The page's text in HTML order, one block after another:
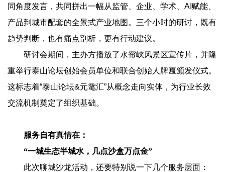
同角度发言，共同拼出一幅从监管、企业、学术、AI赋能、
产品到城市配套的全景式产业地图。三个小时的研讨，既有
趋势判断，也有痛点剖析，更有行动建议。
研讨会期间，主办方播放了水帘峡风景区宣传片，并隆
重举行泰山论坛创始会员单位和联合创始人牌匾颁发仪式。
这标志着“泰山论坛&元鼋汇”从概念走向实体，为行业长效
交流机制奠定了组织基础。
服务自有真情在：
“一城生态半城水，几点沙盒万点金”
此次聊城沙龙活动，还要特别说一下几个服务层面：